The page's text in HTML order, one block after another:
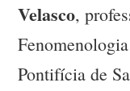
Velasco,
Pontifícia de